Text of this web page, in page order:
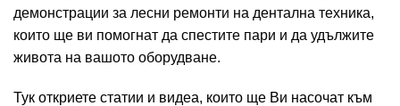
демонстрации за лесни ремонти на дентална техника,
които ще ви помогнат да спестите пари и да удължите
живота на вашото оборудване.
Тук откриете статии и видеа, които ще Ви насочат към